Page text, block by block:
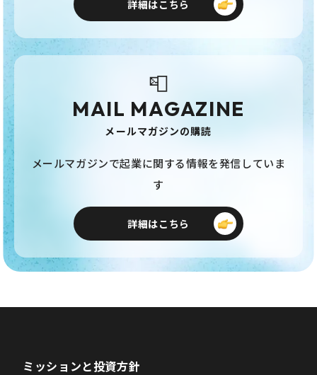
詳細はこちら
📮
MAIL MAGAZINE
メールマガジンの購読
メールマガジンで起業に関する情報を発信していま
す
詳細はこちら
ミッションと投資方針